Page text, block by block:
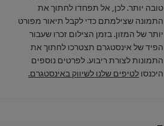
טובה יותר. לכן, אל תפחדו לחתוך את
התמונה שצילמתם כדי לקבל תיאור מפורט
יותר של המזון. בזמן הצילום זכרו שעבור
הפיד של אינסטגרם תצטרכו לחתוך את
התמונות לצורת ריבוע. לפרטים נוספים
היכנסו לטיפים שלנו לשיווק באינסטגרם.